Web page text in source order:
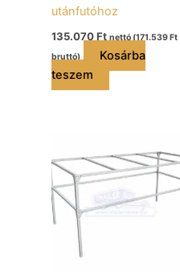
utánfutóhoz
135.070Ft nettó (171.539Ft
bruttó)
Kosárba
teszem